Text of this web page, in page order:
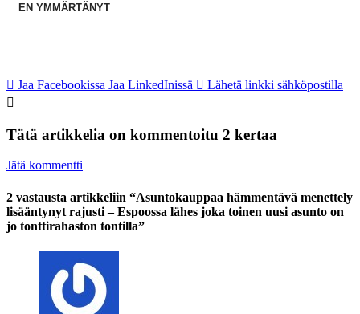
EN YMMÄRTÄNYT
Jaa Facebookissa Jaa LinkedInissä Lähetä linkki sähköpostilla
Tätä artikkelia on kommentoitu 2 kertaa
Jätä kommentti
2 vastausta artikkeliin “Asuntokauppaa hämmentävä menettely
lisääntynyt rajusti – Espoossa lähes joka toinen uusi asunto on
jo tonttirahaston tontilla”